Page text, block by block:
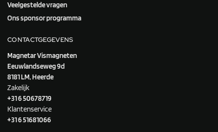
Veelgestelde vragen
Ons sponsor programma
CONTACTGEGEVENS
Magnetar Vismagneten
Eeuwlandseweg 9d
8181 LM, Heerde
Zakelijk
+31 6 50678719
Klantenservice
+31 6 51681066